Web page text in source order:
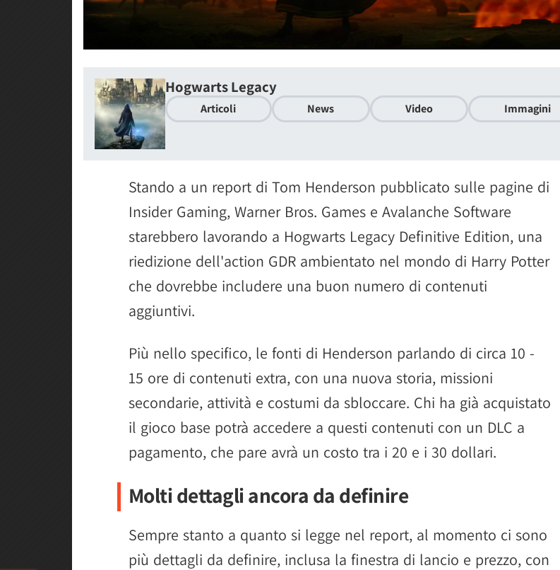
Hogwarts Legacy
Articoli News Video Immagini
Stando a un report di Tom Henderson pubblicato sulle pagine di
Insider Gaming, Warner Bros. Games e Avalanche Software
starebbero lavorando a Hogwarts Legacy Definitive Edition, una
riedizione dell'action GDR ambientato nel mondo di Harry Potter
che dovrebbe includere una buon numero di contenuti
aggiuntivi.
Più nello specifico, le fonti di Henderson parlando di circa 10 -
15 ore di contenuti extra, con una nuova storia, missioni
secondarie, attività e costumi da sbloccare. Chi ha già acquistato
il gioco base potrà accedere a questi contenuti con un DLC a
pagamento, che pare avrà un costo tra i 20 e i 30 dollari.
Molti dettagli ancora da definire
Sempre stanto a quanto si legge nel report, al momento ci sono
più dettagli da definire, inclusa la finestra di lancio e prezzo, con